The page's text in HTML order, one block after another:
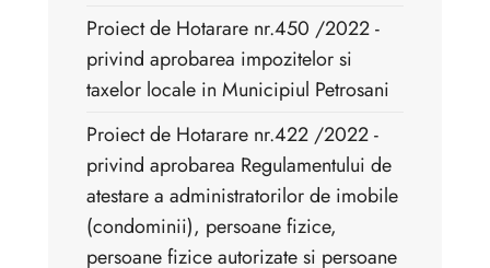
Proiect de Hotarare nr.450 /2022 -
privind aprobarea impozitelor si
taxelor locale in Municipiul Petrosani
Proiect de Hotarare nr.422 /2022 -
privind aprobarea Regulamentului de
atestare a administratorilor de imobile
(condominii), persoane fizice,
persoane fizice autorizate si persoane